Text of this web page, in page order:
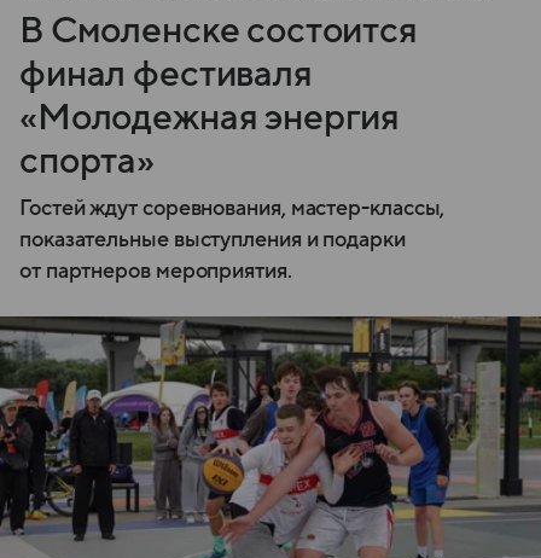
В Смоленске состоится
финал фестиваля
«Молодежная энергия
спорта»
Гостей ждут соревнования, мастер-классы,
показательные выступления и подарки
от партнеров мероприятия.